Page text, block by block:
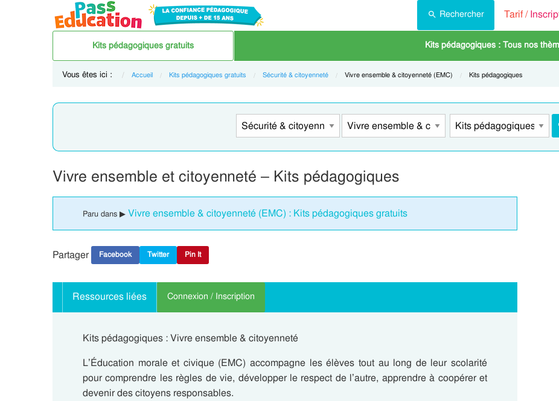
Rechercher Tarif /
Kits pédagogiques gratuits Kits pédagogiques : Tous nos
Vous êtes ici : Accueil Kits pédagogiques gratuits Sécurité & citoyenneté Current:
Vivre ensemble & citoyenneté (EMC) Current:
Kits pédagogiques
Vivre ensemble et citoyenneté – Kits pédagogiques
Paru dans ▶ Vivre ensemble & citoyenneté (EMC) : Kits pédagogiques gratuits
Partager Facebook Twitter Pin It
Ressources liées Connexion / Inscription
Kits pédagogiques : Vivre ensemble & citoyenneté
L’Éducation morale et civique (EMC) accompagne les élèves tout au long de leur scolarité
pour comprendre les règles de vie, développer le respect de l’autre, apprendre à coopérer et
devenir des citoyens responsables.